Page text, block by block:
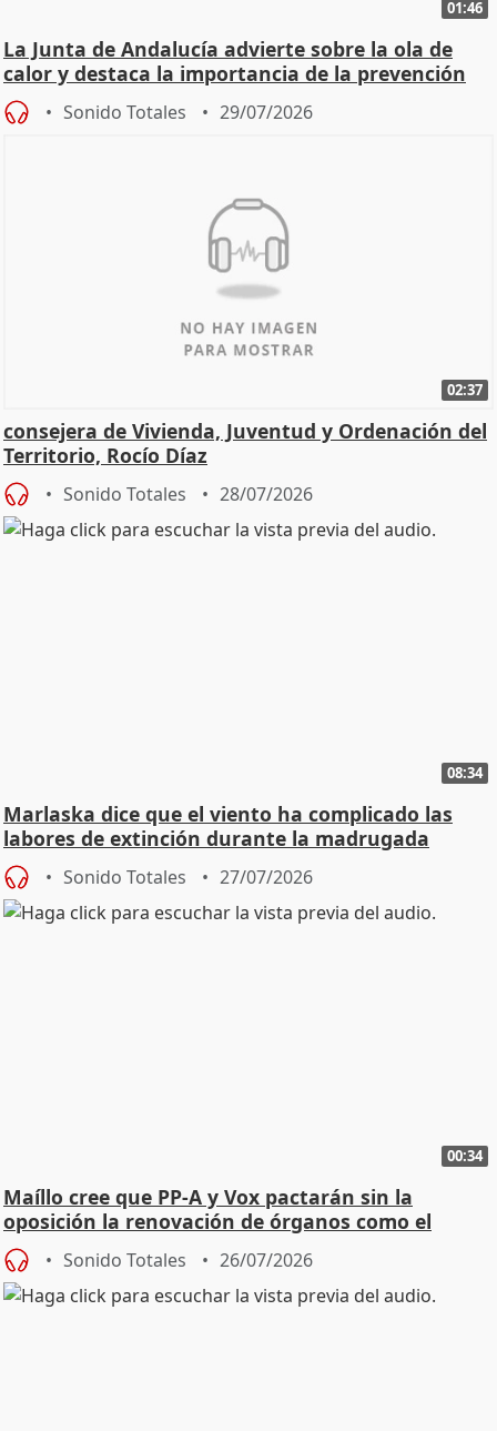
01:46
La Junta de Andalucía advierte sobre la ola de
calor y destaca la importancia de la prevención
Sonido Totales 29/07/2026
02:37
consejera de Vivienda, Juventud y Ordenación del
Territorio, Rocío Díaz
Sonido Totales 28/07/2026
08:34
Marlaska dice que el viento ha complicado las
labores de extinción durante la madrugada
Sonido Totales 27/07/2026
00:34
Maíllo cree que PP-A y Vox pactarán sin la
oposición la renovación de órganos como el
Defensor
Sonido Totales 26/07/2026